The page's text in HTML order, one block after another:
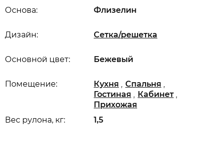
Вес рулона, кг: 1,5
Основной цвет: Бежевый
Дизайн: Сетка/решетка
Основа: Флизелин
Помещение: Кухня , Спальня ,
Гостиная , Кабинет ,
Прихожая